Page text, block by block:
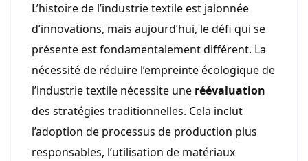
L’histoire de l’industrie textile est jalonnée
d’innovations, mais aujourd’hui, le défi qui se
présente est fondamentalement différent. La
nécessité de réduire l’empreinte écologique de
l’industrie textile nécessite une réévaluation
des stratégies traditionnelles. Cela inclut
l’adoption de processus de production plus
responsables, l’utilisation de matériaux